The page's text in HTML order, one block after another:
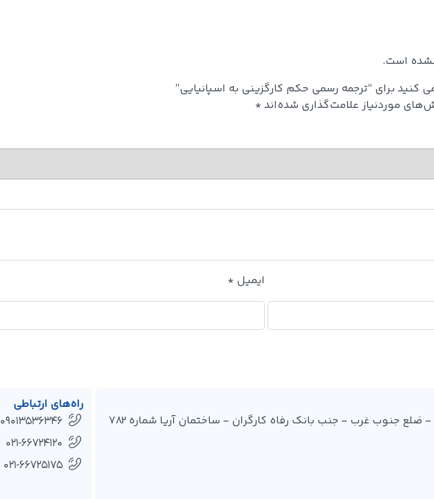
است.
کنید برای “ترجمه رسمی حکم کارگزینی به اسپانیایی”
موردنیاز علامت‌گذاری شده‌اند *
ایمیل *
آدرس: میدان فردوسی - ضلع جنوب غرب - جنب بانک رفاه کارگران - ساختمان آریا شماره 782
راه‌های ارتباطی
09013536346
021-66724120
021-66725175